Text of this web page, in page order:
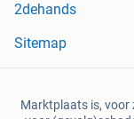
2dehands
Sitemap
Marktplaats is, voor